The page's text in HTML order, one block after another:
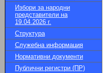
Избори за народни
представители на
19.04.2026 г.
Структура
Служебна информация
Нормативни документи
Публични регистри (ПР)